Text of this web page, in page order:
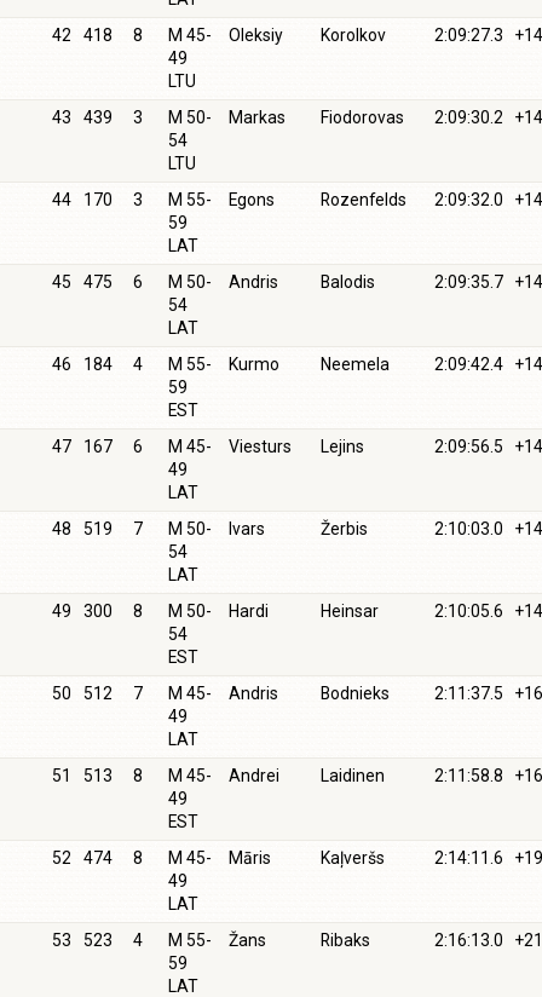
42
418 8
M 45-
49
LTU
Oleksiy Korolkov 2:09:27.3
43 439 3
M 50-
54
LTU
Markas Fiodorovas 2:09:30.2
44 170 3
M 55-
59
LAT
Egons Rozenfelds 2:09:32.0
45 475 6
M 50-
54
LAT
Andris Balodis 2:09:35.7
46 184 4
M 55-
59
EST
Kurmo Neemela 2:09:42.4
47 167 6
M 45-
49
LAT
Viesturs Lejins 2:09:56.5
48 519 7
M 50-
54
LAT
Ivars Žerbis 2:10:03.0
49 300 8
M 50-
54
EST
Hardi Heinsar 2:10:05.6
50 512 7
M 45-
49
LAT
Andris Bodnieks 2:11:37.5
51 513 8
M 45-
49
EST
Andrei Laidinen 2:11:58.8
52 474 8
M 45-
49
LAT
Māris Kaļveršs 2:14:11.6
53 523 4
M 55-
59
LAT
Žans Ribaks 2:16:13.0